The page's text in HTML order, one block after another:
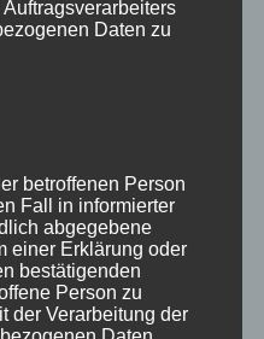
Daten zu
betroffenen Person
Fall in informierter
abgegebene
einer Erklärung oder
bestätigenden
Person zu
der Verarbeitung der